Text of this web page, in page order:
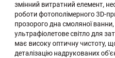
змінний витратний елемент,
роботи фотополімерного 3D-
прозорого дна смоляної
ультрафіолетове світло для
має високу оптичну чистоту,
деталізацію надрукованих